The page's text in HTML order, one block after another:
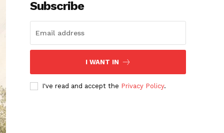
Subscribe
I WANT IN
I've read and accept the Privacy Policy.